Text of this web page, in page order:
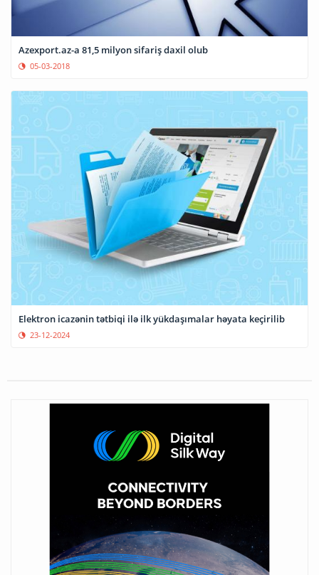
Azexport.az-a 81,5 milyon sifariş daxil olub
05-03-2018
Elektron icazənin tətbiqi ilə ilk yükdaşımalar həyata keçirilib
23-12-2024